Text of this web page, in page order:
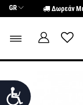
Σημείωση:
Αυτός
περιλαμβάνει
προσβασιμότητας.
Προσιτότητα
GR Δωρεάν